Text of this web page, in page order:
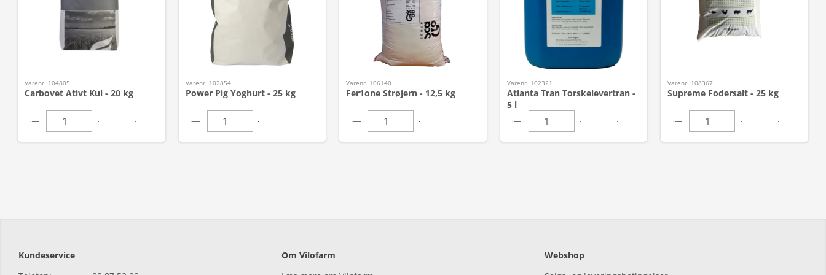
Varenr. 104805
Carbovet Ativt Kul - 20 kg
Varenr. 102854
Power Pig Yoghurt - 25 kg
Varenr. 106140
Fer1one Strøjern - 12,5 kg
Varenr. 102321
Atlanta Tran Torskelevertran -
5 l
Varenr. 108367
Supreme Fodersalt - 25 kg
Kundeservice
Om Vilofarm
Webshop